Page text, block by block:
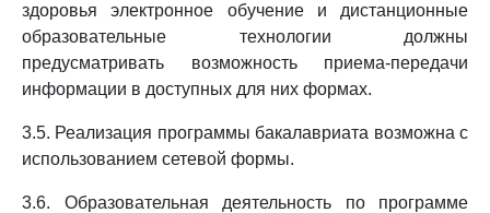
здоровья электронное обучение и дистанционные
образовательные технологии должны
предусматривать возможность приема-передачи
информации в доступных для них формах.
3.5. Реализация программы бакалавриата возможна с
использованием сетевой формы.
3.6. Образовательная деятельность по программе